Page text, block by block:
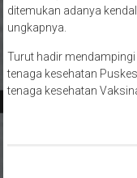
ditemukan adanya
ungkapnya.
Turut hadir
tenaga kesehatan
tenaga kesehatan